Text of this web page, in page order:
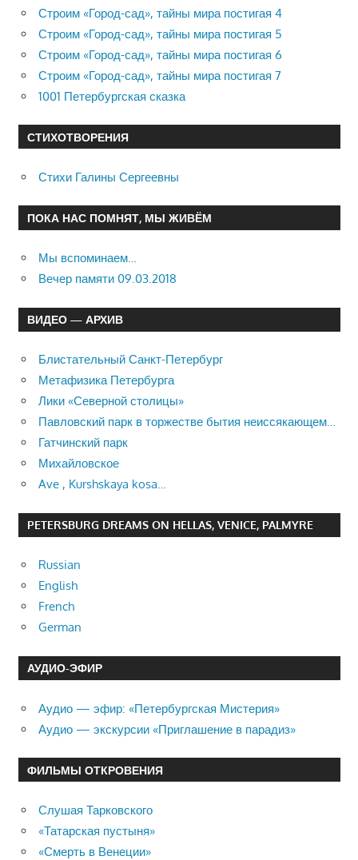
Строим «Город-сад», тайны мира постигая 4
Строим «Город-сад», тайны мира постигая 5
Строим «Город-сад», тайны мира постигая 6
Строим «Город-сад», тайны мира постигая 7
1001 Петербургская сказка
СТИХОТВОРЕНИЯ
Стихи Галины Сергеевны
ПОКА НАС ПОМНЯТ, МЫ ЖИВЁМ
Мы вспоминаем…
Вечер памяти 09.03.2018
ВИДЕО — АРХИВ
Блистательный Санкт-Петербург
Метафизика Петербурга
Лики «Северной столицы»
Павловский парк в торжестве бытия неиссякающем…
Гатчинский парк
Михайловское
Ave , Kurshskaya kosa…
PETERSBURG DREAMS ON HELLAS, VENICE, PALMYRE
Russian
English
French
German
АУДИО-ЭФИР
Аудио — эфир: «Петербургская Мистерия»
Аудио — экскурсии «Приглашение в парадиз»
ФИЛЬМЫ ОТКРОВЕНИЯ
Слушая Тарковского
«Татарская пустыня»
«Смерть в Венеции»